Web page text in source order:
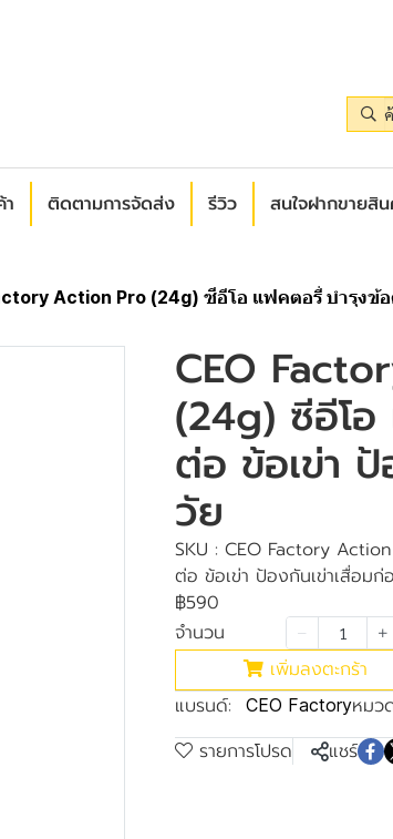
ติดตามการจัดส่ง รีวิว สนใจฝากขายสิน
Action Pro (24g) ซีอีโอ แฟคตอรี่ บำรุงข้
CEO
(24g) ซีอีโ
ต่อ ข้อเข่า
วัย
SKU : CEO Factory
ต่อ ข้อเข่า ป้องกันเข่าเสื่อมก่
฿590
จำนวน
เพิ่มลงตะกร้า
แบรนด์:
CEO Factoryหมว
รายการโปรด แชร์